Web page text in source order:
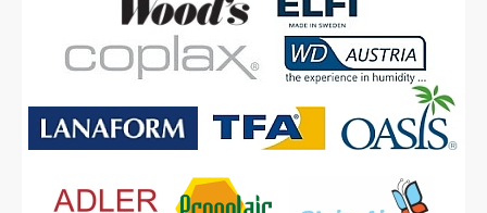
Adaugă în Coş